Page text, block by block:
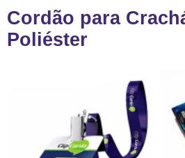
Cordão para
Poliéster